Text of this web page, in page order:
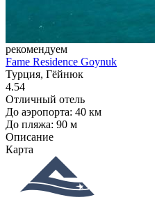
рекомендуем
Fame Residence Goynuk
Турция, Гёйнюк
4.54
Отличный отель
До аэропорта: 40 км
До пляжа: 90 м
Описание
Карта